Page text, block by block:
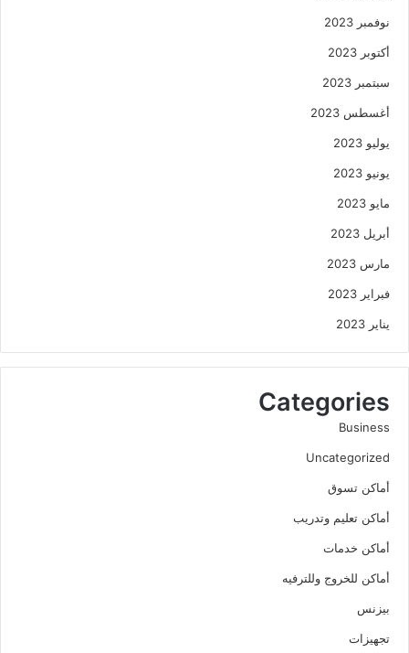
نوفمبر 2023
أكتوبر 2023
سبتمبر 2023
أغسطس 2023
يوليو 2023
يونيو 2023
مايو 2023
أبريل 2023
مارس 2023
فبراير 2023
يناير 2023
Categories
Business
Uncategorized
أماكن تسوق
أماكن تعليم وتدريب
أماكن خدمات
أماكن للخروج وللترفيه
بيزنس
تجهيزات